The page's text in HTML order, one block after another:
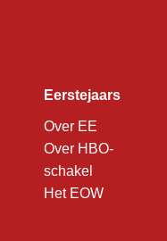
Eerstejaars
Over EE
Over HBO-
schakel
Het EOW